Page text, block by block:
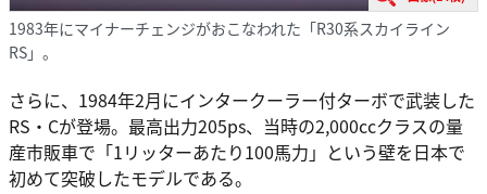
1983年にマイナーチェンジがおこなわれた「R30系スカイライン
RS」。
さらに、1984年2月にインタークーラー付ターボで武装した
RS・Cが登場。最高出力205ps、当時の2,000ccクラスの量
産市販車で「1リッターあたり100馬力」という壁を日本で
初めて突破したモデルである。